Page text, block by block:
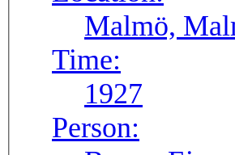
Malmö,
Time:
1927
Person: